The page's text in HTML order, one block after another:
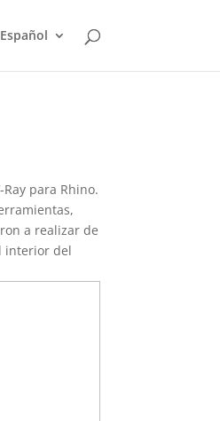
Español
para Rhino.
a realizar de
interior del